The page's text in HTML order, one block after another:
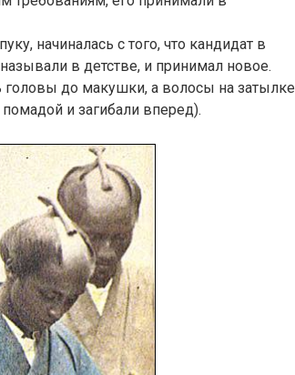
начиналась с того, что кандидат в
в детстве, и принимал новое.
до макушки, а волосы на затылке
и загибали вперед).